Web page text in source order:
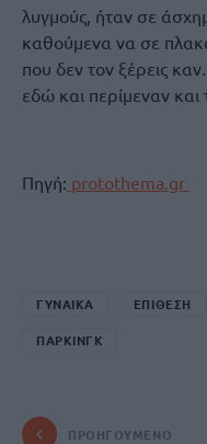
λυγμούς, ήταν σε
καθούμενα να σε
που δεν τον ξέρεις
εδώ και περίμεναν και
Πηγή: protothema.gr
ΓΥΝΑΙΚΑ ΕΠΙΘΕΣΗ
ΠΑΡΚΙΝΓΚ
ΠΡΟΗΓΟΎΜΕΝΟ